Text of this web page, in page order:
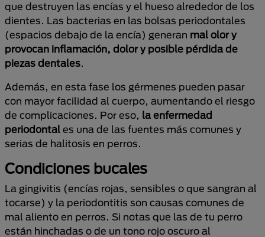
que destruyen las encías y el hueso alrededor de los
dientes. Las bacterias en las bolsas periodontales
(espacios debajo de la encía) generan mal olor y
provocan inflamación, dolor y posible pérdida de
piezas dentales.
Además, en esta fase los gérmenes pueden pasar
con mayor facilidad al cuerpo, aumentando el riesgo
de complicaciones. Por eso, la enfermedad
periodontal es una de las fuentes más comunes y
serias de halitosis en perros.
Condiciones bucales
La gingivitis (encías rojas, sensibles o que sangran al
tocarse) y la periodontitis son causas comunes de
mal aliento en perros. Si notas que las de tu perro
están hinchadas o de un tono rojo oscuro al